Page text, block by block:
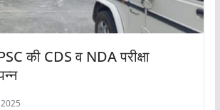
की CDS व NDA परीक्षा